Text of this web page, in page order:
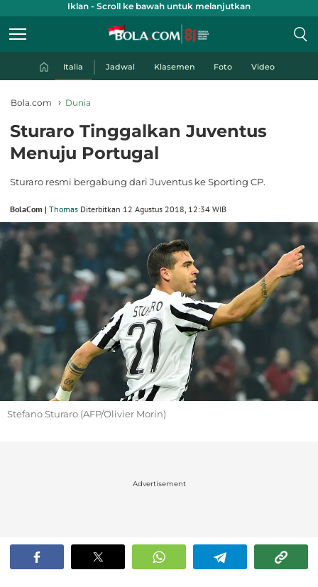
Iklan - Scroll ke bawah untuk melanjutkan
Italia Jadwal Klasemen Foto Video
Bola.com Dunia
Sturaro Tinggalkan Juventus
Menuju Portugal
Sturaro resmi bergabung dari Juventus ke Sporting CP.
BolaCom | Thomas Diterbitkan 12 Agustus 2018, 12:34 WIB
Stefano Sturaro (AFP/Olivier Morin)
Advertisement